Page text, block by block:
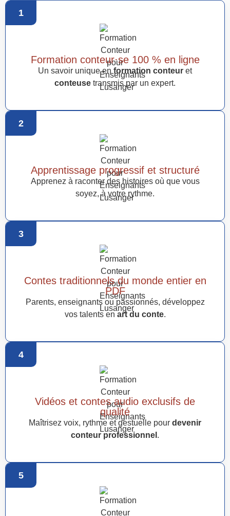
1
Formation conteur·se 100 % en ligne
Un savoir unique en formation conteur et
conteuse transmis par un expert.
2
Apprentissage progressif et structuré
Apprenez à raconter des histoires où que vous
soyez, à votre rythme.
3
Contes traditionnels du monde entier en
PDF
Parents, enseignants ou passionnés, développez
vos talents en art du conte.
4
Vidéos et contes audio exclusifs de
qualité
Maîtrisez voix, rythme et gestuelle pour devenir
conteur professionnel .
5